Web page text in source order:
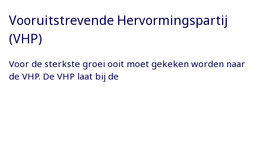
Vooruitstrevende Hervormingspartij
(VHP)
Voor de sterkste groei ooit moet gekeken worden naar
de VHP. De VHP laat bij de